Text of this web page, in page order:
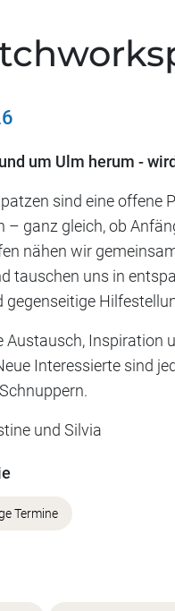
um Ulm herum -
sind eine offene
– ganz gleich, ob
nähen wir
tauschen uns in
gegenseitige
Austausch, Inspiration
Interessierte sind
und Silvia
Termine